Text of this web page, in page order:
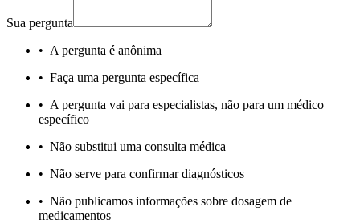
Sua pergunta
• A pergunta é anônima
• Faça uma pergunta específica
• A pergunta vai para especialistas, não para um médico
específico
• Não substitui uma consulta médica
• Não serve para confirmar diagnósticos
• Não publicamos informações sobre dosagem de
medicamentos